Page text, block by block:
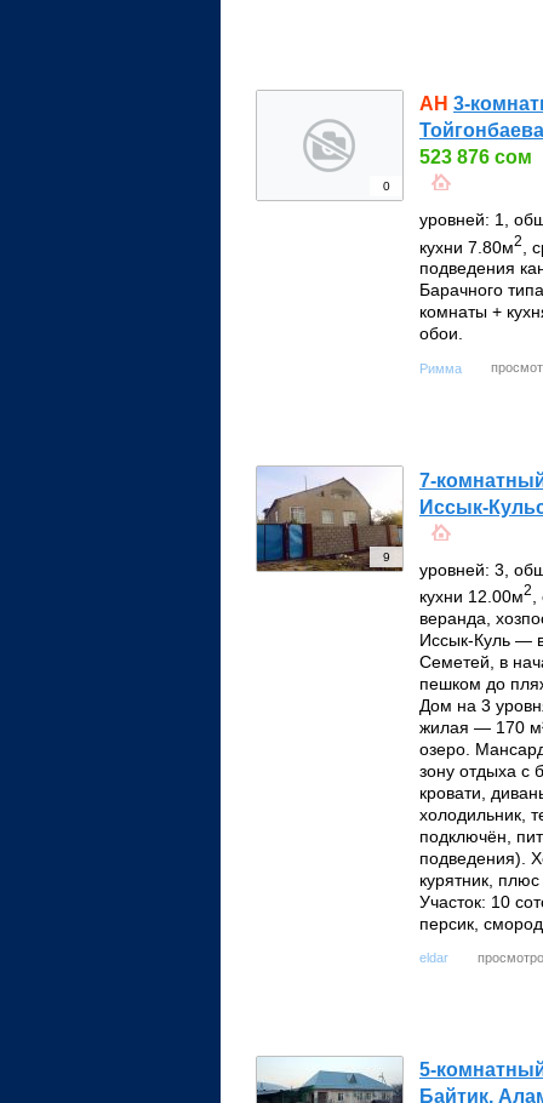
0
АН 3-
523 876 сом
уровней: 1,
кухни 7.80м2
,
подведения
Барачного
комнаты +
обои.
Римма
9
7-
Иссык-
уровней: 3,
кухни 12.00м2
веранда,
Иссык-Куль —
Семетей, в
пешком до
Дом на 3
жилая — 170
озеро.
зону отдыха с
кровати,
холодильник,
подключён,
подведения).
курятник,
Участок: 10
персик,
eldar
5-
Байтик,